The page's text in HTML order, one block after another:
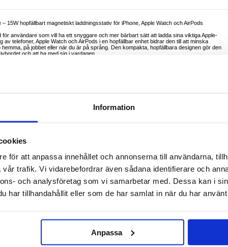
Information
för att anpassa innehållet och annonserna till användarna,
trafik. Vi vidarebefordrar även sådana identifierare och
och analysföretag som vi samarbetar med. Dessa kan i
har tillhandahållit eller som de har samlat in när du har
Anpassa
15W hopfällbart magnetiskt laddningsstativ för iPhone, Apple Watch och AirPods
användare som vill ha ett snyggare och mer bärbart sätt att ladda sina viktiga Apple-
av telefoner, Apple Watch och AirPods i en hopfällbar enhet bidrar den till att minska
på jobbet eller när du är på språng. Den kompakta, hopfällbara designen gör den
och att ha med sig i vardagen.
visning under laddning
W / 5 W
laddning
över natten på sängbordet